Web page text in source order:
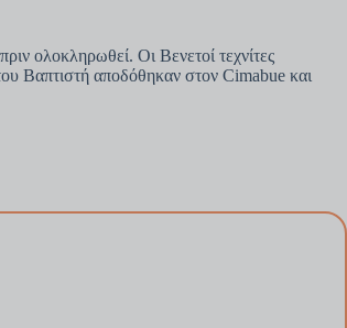
ολοκληρωθεί. Οι Βενετοί τεχνίτες
Βαπτιστή αποδόθηκαν στον Cimabue και